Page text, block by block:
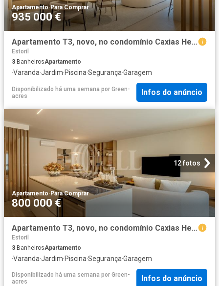
Apartamento·Para Comprar
935 000 €
Apartamento T3, novo, no condomínio Caxias Heights, em Oeira. 0m² Paco de Arcos
Estoril
3 BanheirosApartamento
·Varanda·Jardim·Piscina·Segurança·Garagem
Disponibilizado há uma semana por Green-
acres
Infos do anúncio
12 fotos
Apartamento·Para Comprar
800 000 €
Apartamento T3, novo, no condomínio Caxias Heights, em Oeira. 0m² Paco de Arcos
Estoril
3 BanheirosApartamento
·Varanda·Jardim·Piscina·Segurança·Garagem
Disponibilizado há uma semana por Green-
acres
Infos do anúncio